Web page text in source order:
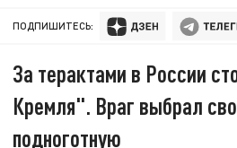
ПОДПИШИТЕСЬ:
За терактами в России
Кремля". Враг выбрал
подноготную